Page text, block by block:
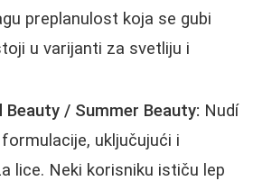
preplanulost koja se gubi
u varijanti za svetliju i
Beauty / Summer Beauty: Nudí
uključujući i
lice. Neki korisniku ističu lep